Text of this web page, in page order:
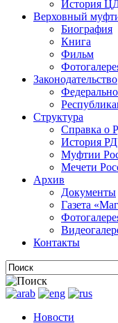
История
Верховный
Биография
Книга
Фильм
Законодательство
Структура
Справка о
История
Муфтии
Мечети
Архив
Документы
Газета
Контакты
Новости